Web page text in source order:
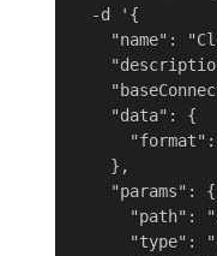
  -d '{
"name":
    "data": {
    },
    "params": {
"path":
"type":